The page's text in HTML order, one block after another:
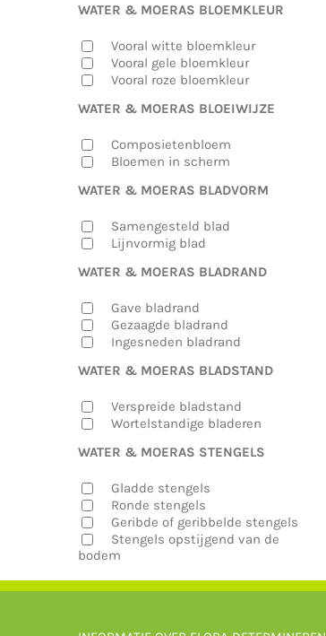
WATER & MOERAS BLOEMKLEUR
Vooral witte bloemkleur
Vooral gele bloemkleur
Vooral roze bloemkleur
WATER & MOERAS BLOEIWIJZE
Composietenbloem
Bloemen in scherm
WATER & MOERAS BLADVORM
Samengesteld blad
Lijnvormig blad
WATER & MOERAS BLADRAND
Gave bladrand
Gezaagde bladrand
Ingesneden bladrand
WATER & MOERAS BLADSTAND
Verspreide bladstand
Wortelstandige bladeren
WATER & MOERAS STENGELS
Gladde stengels
Ronde stengels
Geribde of geribbelde stengels
Stengels opstijgend van de
bodem